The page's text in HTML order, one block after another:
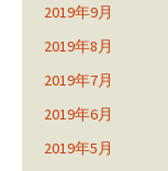
2019年9月
2019年8月
2019年7月
2019年6月
2019年5月